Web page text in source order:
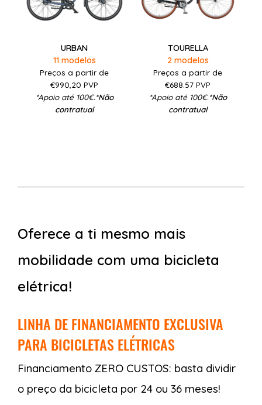
URBAN
11 modelos
TOURELLA
2 modelos
Preços a partir de
€990,20 PVP
Preços a partir de
€688.57 PVP
*Apoio até 100€.*Não
contratual
*Apoio até 100€.*Não
contratual
Oferece a ti mesmo mais
mobilidade com uma bicicleta
elétrica!
LINHA DE FINANCIAMENTO EXCLUSIVA
PARA BICICLETAS ELÉTRICAS
Financiamento ZERO CUSTOS: basta dividir
o preço da bicicleta por 24 ou 36 meses!